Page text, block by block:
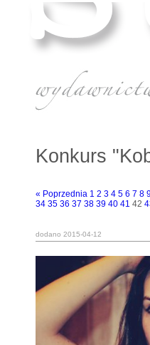
Konkurs
« Poprzednia 1 2 3 4 5 6 7 8
34 35 36 37 38 39 40 41 42
dodano 2015-04-12